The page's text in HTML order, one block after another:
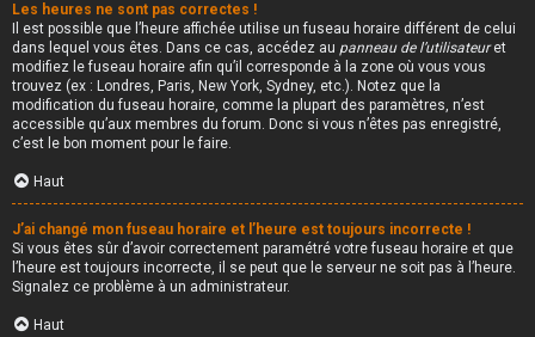
Les heures ne sont pas correctes !
Il est possible que l’heure affichée utilise un fuseau horaire différent de celui
dans lequel vous êtes. Dans ce cas, accédez au panneau de l’utilisateuret
modifiez le fuseau horaire afin qu’il corresponde à la zone où vous vous
trouvez (ex : Londres, Paris, New York, Sydney, etc.). Notez que la
modification du fuseau horaire, comme la plupart des paramètres, n’est
accessible qu’aux membres du forum. Donc si vous n’êtes pas enregistré,
c’est le bon moment pour le faire.
Haut
J’ai changé mon fuseau horaire et l’heure est toujours incorrecte !
Si vous êtes sûr d’avoir correctement paramétré votre fuseau horaire et que
l’heure est toujours incorrecte, il se peut que le serveur ne soit pas à l’heure.
Signalez ce problème à un administrateur.
Haut